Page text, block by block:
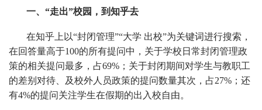
一、“走出”校园，到知乎去
在知乎上以“封闭管理”“大学 出校”为关键词进行搜索，
在回答量高于100的所有提问中，关于学校日常封闭管理政
策的相关提问最多，占69%；关于封闭期间对学生与教职工
的差别对待、及校外人员政策的提问数量其次，占27%；还
有4%的提问关注学生在假期的出入校自由。